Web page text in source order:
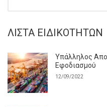
ΛΊΣΤΑ ΕΙΔΙΚΟΤΉΤΩΝ
Υπάλληλος
Εφοδιασμού
12/09/2022